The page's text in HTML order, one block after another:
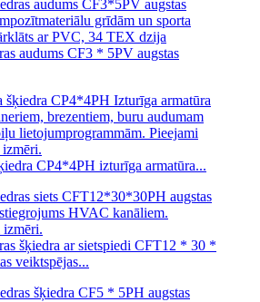
audums CF3 * 5PV augstas
CP4*4PH izturīga armatūra...
šķiedra ar sietspiedi CFT12 * 30 *
veiktspējas...